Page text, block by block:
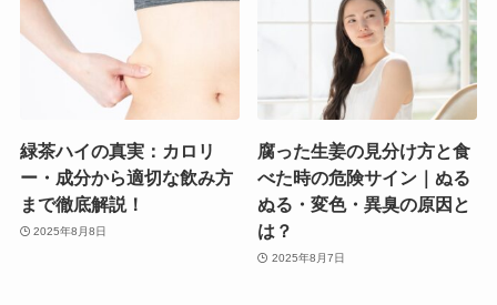
緑茶ハイの真実：カロリ
ー・成分から適切な飲み方
まで徹底解説！
2025年8月8日
腐った生姜の見分け方と食
べた時の危険サイン｜ぬる
ぬる・変色・異臭の原因と
は？
2025年8月7日